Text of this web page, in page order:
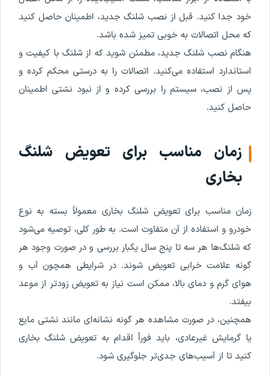
خود جدا کنید. قبل از نصب شلنگ جدید، اطمینان حاصل کنید
که محل اتصالات به خوبی تمیز شده باشد.
هنگام نصب شلنگ جدید، مطمئن شوید که از شلنگ با کیفیت و
استاندارد استفاده می‌کنید. اتصالات را به درستی محکم کرده و
پس از نصب، سیستم را بررسی کرده و از نبود نشتی اطمینان
حاصل کنید.
زمان مناسب برای تعویض شلنگ
بخاری
زمان مناسب برای تعویض شلنگ بخاری معمولاً بسته به نوع
خودرو و استفاده از آن متفاوت است. به طور کلی، توصیه می‌شود
که شلنگ‌ها هر سه تا پنج سال یکبار بررسی و در صورت وجود هر
گونه علامت خرابی تعویض شوند. در شرایطی همچون آب و
هوای گرم و دمای بالا، ممکن است نیاز به تعویض زودتر از موعد
بیفتد.
همچنین، در صورت مشاهده هر گونه نشانه‌ای مانند نشتی مایع
یا گرمایش غیرعادی، باید فوراً اقدام به تعویض شلنگ بخاری
کنید تا از آسیب‌های جدی‌تر جلوگیری شود.